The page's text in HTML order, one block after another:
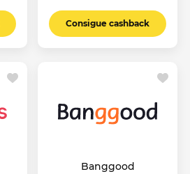
Consigue cashback
Banggood